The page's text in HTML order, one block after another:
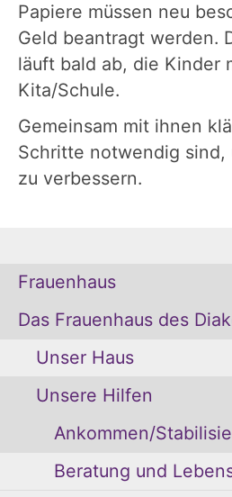
Papiere müssen neu
Geld beantragt werden.
läuft bald ab, die Kinder
Kita/Schule.
Gemeinsam mit ihnen
Schritte notwendig sind,
zu verbessern.
Frauenhaus
Das Frauenhaus des
Unser Haus
Unsere Hilfen
Ankommen/
Beratung und